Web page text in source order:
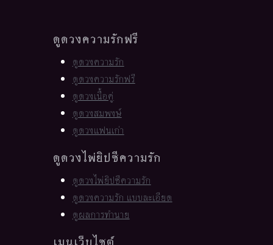
ดูดวงความรักฟรี
ดูดวงความรัก
ดูดวงความรักฟรี
ดูดวงเนื้อคู่
ดูดวงสมพงษ์
ดูดวงแฟนเก่า
ดูดวงไพ่ยิปซีความรัก
ดูดวงไพ่ยิปซีความรัก
ดูดวงความรัก แบบละเอียด
ดูผลการทำนาย